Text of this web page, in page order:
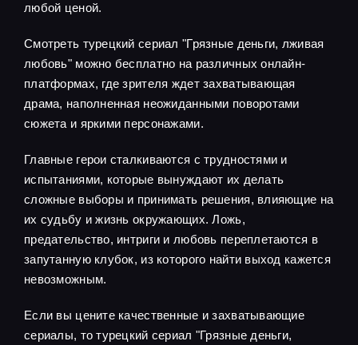
любой ценой.
Смотреть турецкий сериал "Грязные деньги, лживая
любовь" можно бесплатно на различных онлайн-
платформах, где зрителя ждет захватывающая
драма, наполненная неожиданными поворотами
сюжета и яркими персонажами.
Главные герои сталкиваются с трудностями и
испытаниями, которые вынуждают их делать
сложные выборы и принимать решения, влияющие на
их судьбу и жизнь окружающих. Ложь,
предательство, интриги и любовь переплетаются в
запутанную клубок, из которого найти выход кажется
невозможным.
Если вы цените качественные и захватывающие
сериалы, то турецкий сериал "Грязные деньги,